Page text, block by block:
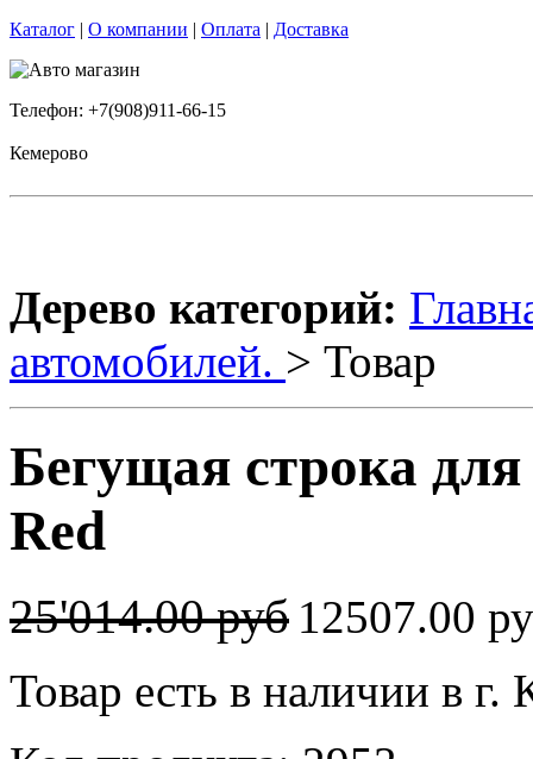
Каталог | О компании | Оплата | Доставка
Телефон: +7(908)911-66-15
Кемерово
Дерево категорий:
автомобилей. > Товар
Бегущая строка
Red
25'014.00 руб 12507.00
Товар есть в наличии в г.